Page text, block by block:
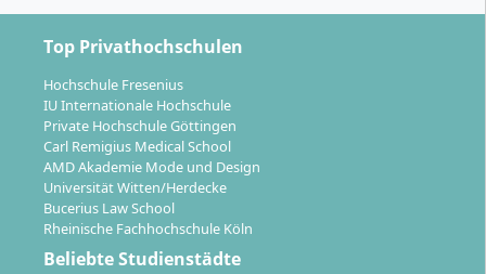
Top Privathochschulen
Hochschule Fresenius
IU Internationale Hochschule
Private Hochschule Göttingen
Carl Remigius Medical School
AMD Akademie Mode und Design
Universität Witten/Herdecke
Bucerius Law School
Rheinische Fachhochschule Köln
Beliebte Studienstädte